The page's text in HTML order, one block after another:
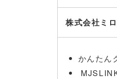
株式会社ミ
かんたん